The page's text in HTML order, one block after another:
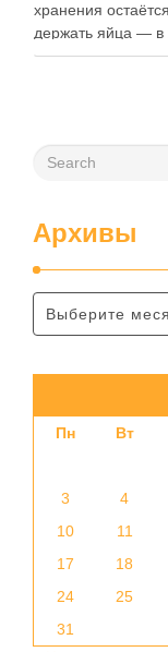
хранения
держать яйца — в
зависит от
Архивы
Пн Вт
3
4
10
11
17
18
24
25
31